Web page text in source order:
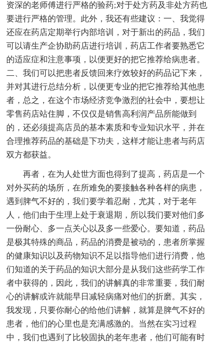
资深的老师傅进行严格的验药;对于处方药及非处方药也
要进行严格的管理。此外，我还有些建议：一、我觉得
还应在药店定期举行内部培训，对于新出的药品，我们
可以请生产企协助药店进行培训，药店工作者要熟悉它
的适应症和注意事项，以便更好的把它推荐给病患者。
二、我们可以把患者反馈回来疗效较好的药品记下来，
并对其进行总结分析，以便更专业的把它推荐给其他患
者，总之，在这个市场经济竞争激烈的社会中，要想让
零售药店站住脚，不仅仅是销售高利润产品所能做到
的，还必须提高店员的基本素质和专业知识水平，并在
合理推荐药品的基础是下功夫，这样才能让患者与药店
双方都获益。
再者，在为人处世方面也得到了提高，药店是一个
对外买药的场所，在所难免的要接触各种各样的病患，
遇到脾气不好的，我们要学着忍耐，尤其，对于老年
人，他们由于生理上处于衰退期，所以我们要对他们多
一份耐心、多一点关心以及多一些爱心。要知道，药品
是极其特殊的商品，药品的消费是被动的，患者所掌握
的健康知识以及药物知识不足以指导他们进行消费，他
们知道的关于药品的知识大部分是从我们这些药学工作
者中获得的，因此，我们的讲解真的非常重要，我们耐
心的讲解或许就能早日减轻病痛对他们的折磨。其实，
我发现，只要你耐心的给他们讲解，就算是脾气不好的
患者，他们的心里也是充满感激的。当然在实习过程
中，我们也遇到了比较固执的老年患者，他们可能有时